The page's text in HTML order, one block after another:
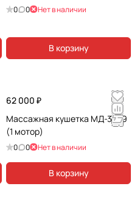
0 0 Нет в наличии
В корзину
62 000 ₽
Массажная кушетка МД-3329
(1 мотор)
0 0 Нет в наличии
В корзину